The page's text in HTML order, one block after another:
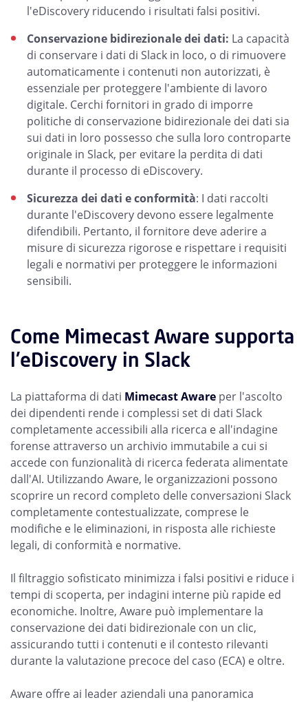
l'eDiscovery riducendo i risultati falsi positivi.
Conservazione bidirezionale dei dati: La capacità
di conservare i dati di Slack in loco, o di rimuovere
automaticamente i contenuti non autorizzati, è
essenziale per proteggere l'ambiente di lavoro
digitale. Cerchi fornitori in grado di imporre
politiche di conservazione bidirezionale dei dati sia
sui dati in loro possesso che sulla loro controparte
originale in Slack, per evitare la perdita di dati
durante il processo di eDiscovery.
Sicurezza dei dati e conformità: I dati raccolti
durante l'eDiscovery devono essere legalmente
difendibili. Pertanto, il fornitore deve aderire a
misure di sicurezza rigorose e rispettare i requisiti
legali e normativi per proteggere le informazioni
sensibili.
Come Mimecast Aware supporta
l'eDiscovery in Slack
La piattaforma di dati Mimecast Aware per l'ascolto
dei dipendenti rende i complessi set di dati Slack
completamente accessibili alla ricerca e all'indagine
forense attraverso un archivio immutabile a cui si
accede con funzionalità di ricerca federata alimentate
dall'AI. Utilizzando Aware, le organizzazioni possono
scoprire un record completo delle conversazioni Slack
completamente contestualizzate, comprese le
modifiche e le eliminazioni, in risposta alle richieste
legali, di conformità e normative.
Il filtraggio sofisticato minimizza i falsi positivi e riduce i
tempi di scoperta, per indagini interne più rapide ed
economiche. Inoltre, Aware può implementare la
conservazione dei dati bidirezionale con un clic,
assicurando tutti i contenuti e il contesto rilevanti
durante la valutazione precoce del caso (ECA) e oltre.
Aware offre ai leader aziendali una panoramica